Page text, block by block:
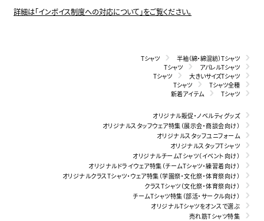
詳細は「インボイス制度への対応について」をご覧ください。
Tシャツ
半袖（綿・綿混紡）Tシャツ
Tシャツ
アパレルTシャツ
Tシャツ
大きいサイズTシャツ
Tシャツ
Tシャツ全種
新着アイテム
Tシャツ
オリジナル販促・ノベルティグッズ
オリジナルスタッフウェア特集（展示会・商談会向け）
オリジナルスタッフユニフォーム
オリジナルスタッフTシャツ
オリジナルチームTシャツ（イベント向け）
オリジナルドライウェア特集（チームTシャツ・練習着向け）
オリジナルクラスTシャツ・ウェア特集（学園祭・文化祭・体育祭向け）
クラスTシャツ（文化祭・体育祭向け）
チームTシャツ特集（部活・サークル向け）
オリジナルTシャツをオンスで選ぶ
売れ筋Tシャツ特集